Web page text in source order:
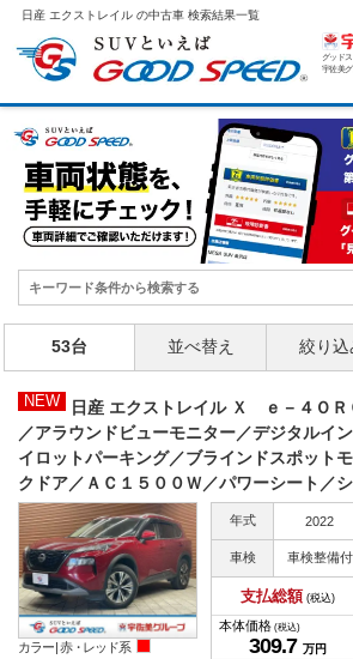
日産 エクストレイル の中古車 検索結果一覧
グッド
宇佐美グ
53台 並べ替え 絞り込
NEW
日産 エクストレイル Ｘ ｅ－４Ｏ
／アラウンドビューモニター／デジタルイ
イロットパーキング／ブラインドスポット
クドア／ＡＣ１５００Ｗ／パワーシート／
カラー |赤・レッド系
年式 2022
車検 車検整備付
支払総額 (税込)
本体価格 (税込)
309.7 万円